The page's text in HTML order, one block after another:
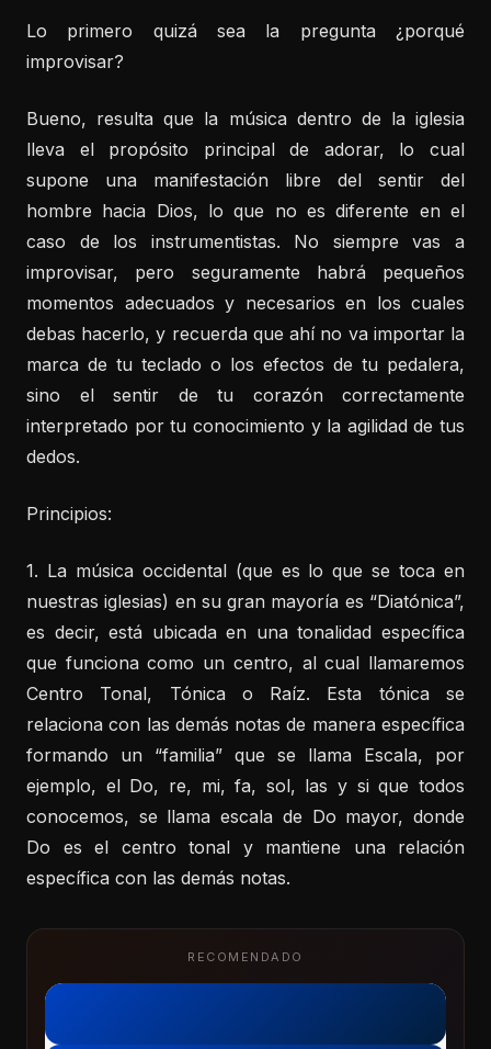
Lo primero quizá sea la pregunta ¿porqué
improvisar?
Bueno, resulta que la música dentro de la iglesia
lleva el propósito principal de adorar, lo cual
supone una manifestación libre del sentir del
hombre hacia Dios, lo que no es diferente en el
caso de los instrumentistas. No siempre vas a
improvisar, pero seguramente habrá pequeños
momentos adecuados y necesarios en los cuales
debas hacerlo, y recuerda que ahí no va importar la
marca de tu teclado o los efectos de tu pedalera,
sino el sentir de tu corazón correctamente
interpretado por tu conocimiento y la agilidad de tus
dedos.
Principios:
1. La música occidental (que es lo que se toca en
nuestras iglesias) en su gran mayoría es “Diatónica”,
es decir, está ubicada en una tonalidad específica
que funciona como un centro, al cual llamaremos
Centro Tonal, Tónica o Raíz. Esta tónica se
relaciona con las demás notas de manera específica
formando un “familia” que se llama Escala, por
ejemplo, el Do, re, mi, fa, sol, las y si que todos
conocemos, se llama escala de Do mayor, donde
Do es el centro tonal y mantiene una relación
específica con las demás notas.
RECOMENDADO